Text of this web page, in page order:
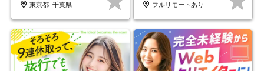
東京都_千葉県
フルリモートあり